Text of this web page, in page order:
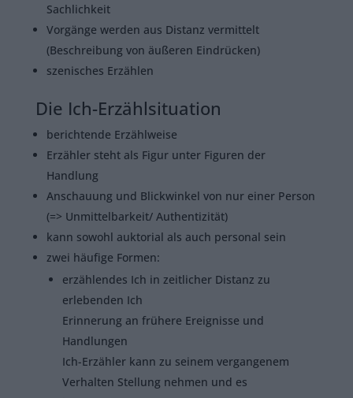
Sachlichkeit
Vorgänge werden aus Distanz vermittelt
(Beschreibung von äußeren Eindrücken)
szenisches Erzählen
Die Ich-Erzählsituation
berichtende Erzählweise
Erzähler steht als Figur unter Figuren der
Handlung
Anschauung und Blickwinkel von nur einer Person
(=> Unmittelbarkeit/ Authentizität)
kann sowohl auktorial als auch personal sein
zwei häufige Formen:
erzählendes Ich in zeitlicher Distanz zu
erlebenden Ich
Erinnerung an frühere Ereignisse und
Handlungen
Ich-Erzähler kann zu seinem vergangenem
Verhalten Stellung nehmen und es